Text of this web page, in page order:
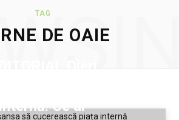
TAG
DE OAIE
Ce ar